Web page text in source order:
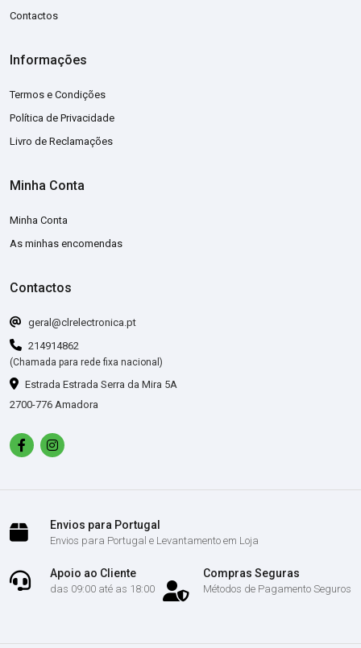
Contactos
Informações
Termos e Condições
Política de Privacidade
Livro de Reclamações
Minha Conta
Minha Conta
As minhas encomendas
Contactos
geral@clrelectronica.pt
214914862
(Chamada para rede fixa nacional)
Estrada Estrada Serra da Mira 5A
2700-776 Amadora
Envios para Portugal
Envios para Portugal e Levantamento em Loja
Apoio ao Cliente
das 09:00 até as 18:00
Compras Seguras
Métodos de Pagamento Seguros